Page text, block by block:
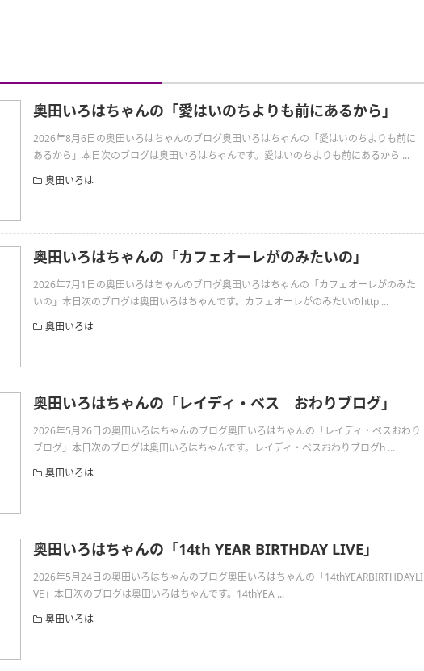
奥田いろはちゃんの「愛はいのちよりも前にあるから」
2026年8月6日の奥田いろはちゃんのブログ奥田いろはちゃんの「愛はいのちよりも前に
あるから」本日次のブログは奥田いろはちゃんです。愛はいのちよりも前にあるから ...
奥田いろは
奥田いろはちゃんの「カフェオーレがのみたいの」
2026年7月1日の奥田いろはちゃんのブログ奥田いろはちゃんの「カフェオーレがのみた
いの」本日次のブログは奥田いろはちゃんです。カフェオーレがのみたいのhttp ...
奥田いろは
奥田いろはちゃんの「レイディ・ベス おわりブログ」
2026年5月26日の奥田いろはちゃんのブログ奥田いろはちゃんの「レイディ・ベスおわり
ブログ」本日次のブログは奥田いろはちゃんです。レイディ・ベスおわりブログh ...
奥田いろは
奥田いろはちゃんの「14th YEAR BIRTHDAY LIVE」
2026年5月24日の奥田いろはちゃんのブログ奥田いろはちゃんの「14thYEARBIRTHDAYLI
VE」本日次のブログは奥田いろはちゃんです。14thYEA ...
奥田いろは